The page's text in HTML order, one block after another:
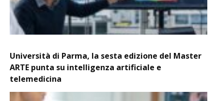
Università di Parma, la sesta edizione del Master
ARTE punta su intelligenza artificiale e
telemedicina